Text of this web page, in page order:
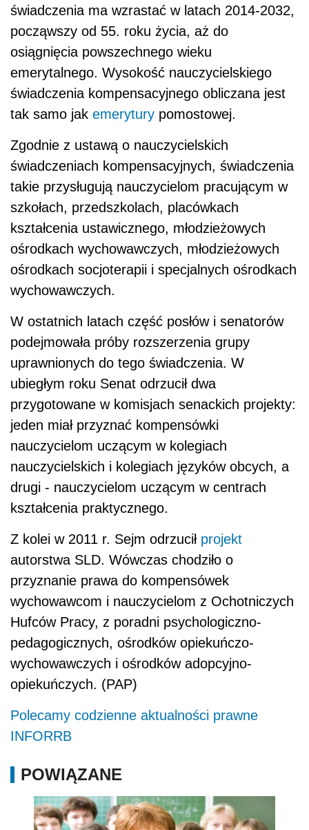
świadczenia ma wzrastać w latach 2014-2032,
począwszy od 55. roku życia, aż do
osiągnięcia powszechnego wieku
emerytalnego. Wysokość nauczycielskiego
świadczenia kompensacyjnego obliczana jest
tak samo jak emerytury pomostowej.
Zgodnie z ustawą o nauczycielskich
świadczeniach kompensacyjnych, świadczenia
takie przysługują nauczycielom pracującym w
szkołach, przedszkolach, placówkach
kształcenia ustawicznego, młodzieżowych
ośrodkach wychowawczych, młodzieżowych
ośrodkach socjoterapii i specjalnych ośrodkach
wychowawczych.
W ostatnich latach część posłów i senatorów
podejmowała próby rozszerzenia grupy
uprawnionych do tego świadczenia. W
ubiegłym roku Senat odrzucił dwa
przygotowane w komisjach senackich projekty:
jeden miał przyznać kompensówki
nauczycielom uczącym w kolegiach
nauczycielskich i kolegiach języków obcych, a
drugi - nauczycielom uczącym w centrach
kształcenia praktycznego.
Z kolei w 2011 r. Sejm odrzucił projekt
autorstwa SLD. Wówczas chodziło o
przyznanie prawa do kompensówek
wychowawcom i nauczycielom z Ochotniczych
Hufców Pracy, z poradni psychologiczno-
pedagogicznych, ośrodków opiekuńczo-
wychowawczych i ośrodków adopcyjno-
opiekuńczych. (PAP)
Polecamy codzienne aktualności prawne
INFORRB
POWIĄZANE